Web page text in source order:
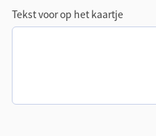
Tekst voor op het kaartje